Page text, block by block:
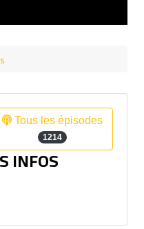
Tous les épisodes
1214
INFOS